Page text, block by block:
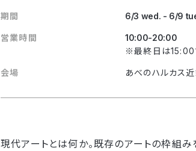
期間 6/3 wed. - 6/9
営業時間
10:00-20:00
※最終日は15:00
会場 あべのハルカス
現代アートとは何か。既存のアートの枠組